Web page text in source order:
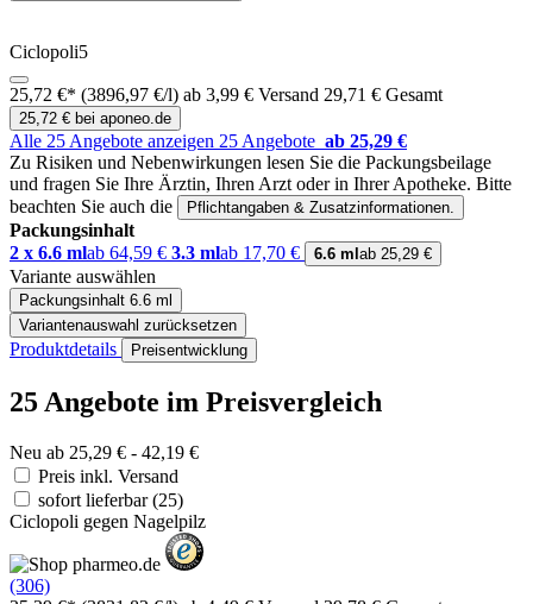
Ciclopoli5
25,72 €* (3896,97 €/l) ab 3,99 € Versand 29,71 € Gesamt
25,72 € bei aponeo.de
Alle 25 Angebote anzeigen 25 Angebote ab 25,29 €
Zu Risiken und Nebenwirkungen lesen Sie die Packungsbeilage
und fragen Sie Ihre Ärztin, Ihren Arzt oder in Ihrer Apotheke. Bitte
beachten Sie auch die
Pflichtangaben & Zusatzinformationen.
Packungsinhalt
2 x 6.6 mlab 64,59 € 3.3 mlab 17,70 € 6.6 ml ab 25,29 €
Variante auswählen
Packungsinhalt 6.6 ml
Variantenauswahl zurücksetzen
Produktdetails Preisentwicklung
25 Angebote im Preisvergleich
Neu ab 25,29 € - 42,19 €
Preis inkl. Versand
sofort lieferbar(25)
Ciclopoli gegen Nagelpilz
(306)